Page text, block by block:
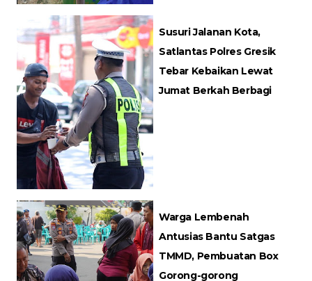
Susuri Jalanan Kota,
Satlantas Polres Gresik
Tebar Kebaikan Lewat
Jumat Berkah Berbagi
Warga Lembenah
Antusias Bantu Satgas
TMMD, Pembuatan Box
Gorong-gorong